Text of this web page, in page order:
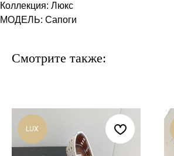
Коллекция: Люкс
МОДЕЛЬ: Сапоги
Смотрите также:
LUX